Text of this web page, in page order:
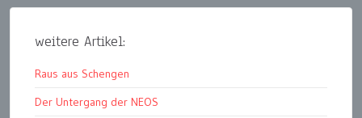
weitere Artikel:
Raus aus Schengen
Der Untergang der NEOS